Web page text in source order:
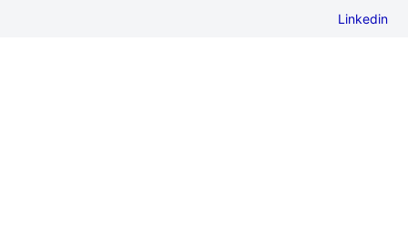
Linkedin